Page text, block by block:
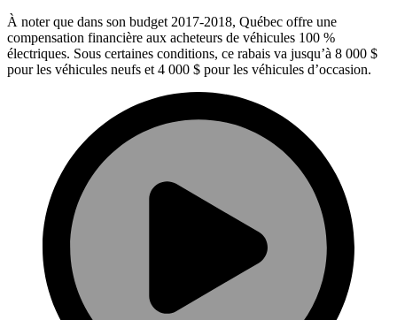
À noter que dans son budget 2017-2018, Québec offre une
compensation financière aux acheteurs de véhicules 100 %
électriques. Sous certaines conditions, ce rabais va jusqu’à 8 000 $
pour les véhicules neufs et 4 000 $ pour les véhicules d’occasion.